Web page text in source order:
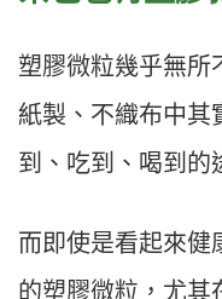
塑膠微粒幾乎無所
紙製、不織布中其
到、吃到、喝到的
而即使是看起來健
的塑膠微粒，尤其